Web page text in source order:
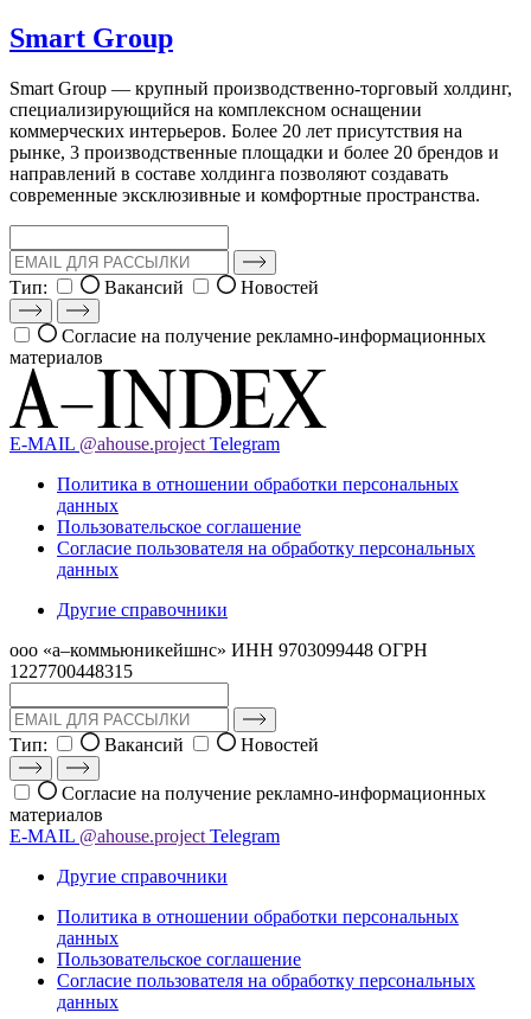
Smart Group
Smart Group — крупный производственно-торговый холдинг,
специализирующийся на комплексном оснащении
коммерческих интерьеров. Более 20 лет присутствия на
рынке, 3 производственные площадки и более 20 брендов и
направлений в составе холдинга позволяют создавать
современные эксклюзивные и комфортные пространства.
Тип: Вакансий Новостей
Согласие на получение рекламно-информационных
материалов
E-MAIL @ahouse.project Telegram
Политика в отношении обработки персональных
данных
Пользовательское соглашение
Согласие пользователя на обработку персональных
данных
Другие справочники
ооо «а–коммьюникейшнс» ИНН 9703099448 ОГРН
1227700448315
Тип: Вакансий Новостей
Согласие на получение рекламно-информационных
материалов
E-MAIL @ahouse.project Telegram
Другие справочники
Политика в отношении обработки персональных
данных
Пользовательское соглашение
Согласие пользователя на обработку персональных
данных